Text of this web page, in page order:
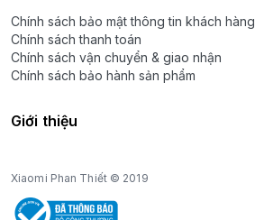
Chính sách bảo mật thông tin khách hàng
Chính sách thanh toán
Chính sách vận chuyển & giao nhận
Chính sách bảo hành sản phẩm
Giới thiệu
Xiaomi Phan Thiết © 2019